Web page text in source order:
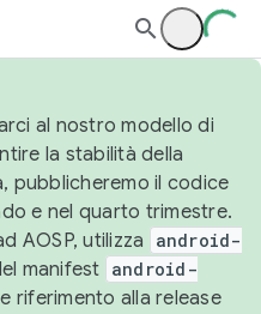
al nostro modello di
la stabilità della
pubblicheremo il codice
e nel quarto trimestre.
AOSP, utilizza
android-
manifest android-
riferimento alla release